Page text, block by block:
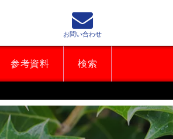
参考資料 検索
お問い合わせ